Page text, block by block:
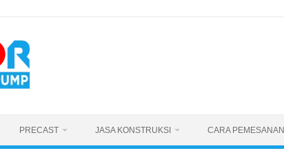
PRECAST JASA KONSTRUKSI CARA PEMESANAN